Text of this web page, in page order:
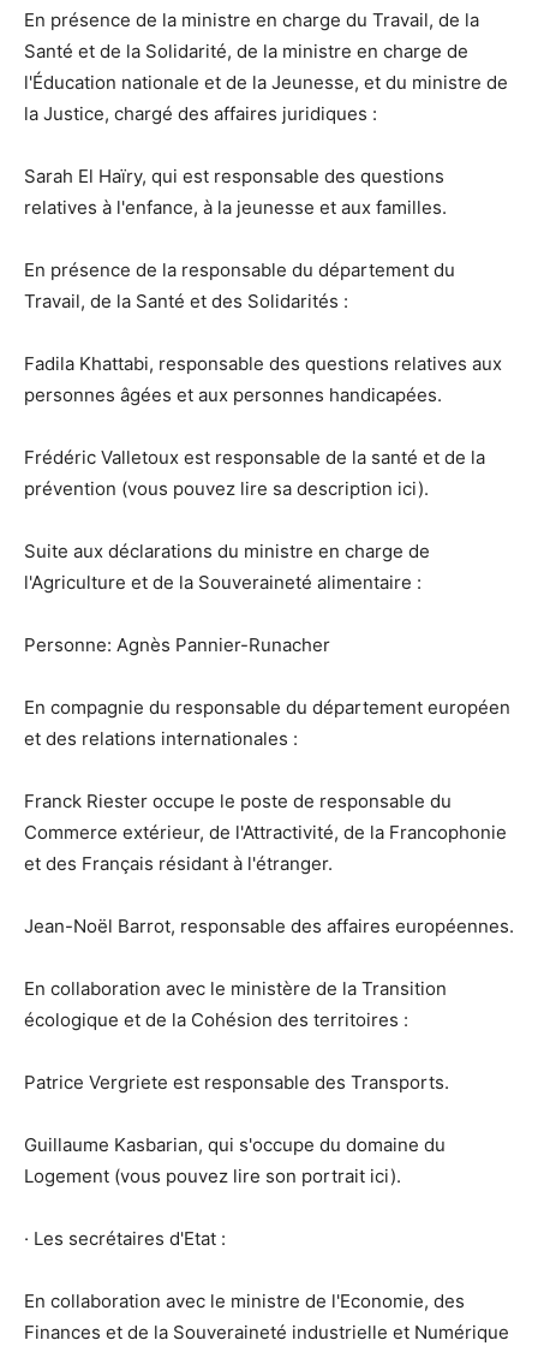
En présence de la ministre en charge du Travail, de la
Santé et de la Solidarité, de la ministre en charge de
l'Éducation nationale et de la Jeunesse, et du ministre de
la Justice, chargé des affaires juridiques :
Sarah El Haïry, qui est responsable des questions
relatives à l'enfance, à la jeunesse et aux familles.
En présence de la responsable du département du
Travail, de la Santé et des Solidarités :
Fadila Khattabi, responsable des questions relatives aux
personnes âgées et aux personnes handicapées.
Frédéric Valletoux est responsable de la santé et de la
prévention (vous pouvez lire sa description ici).
Suite aux déclarations du ministre en charge de
l'Agriculture et de la Souveraineté alimentaire :
Personne: Agnès Pannier-Runacher
En compagnie du responsable du département européen
et des relations internationales :
Franck Riester occupe le poste de responsable du
Commerce extérieur, de l'Attractivité, de la Francophonie
et des Français résidant à l'étranger.
Jean-Noël Barrot, responsable des affaires européennes.
En collaboration avec le ministère de la Transition
écologique et de la Cohésion des territoires :
Patrice Vergriete est responsable des Transports.
Guillaume Kasbarian, qui s'occupe du domaine du
Logement (vous pouvez lire son portrait ici).
· Les secrétaires d'Etat :
En collaboration avec le ministre de l'Economie, des
Finances et de la Souveraineté industrielle et Numérique